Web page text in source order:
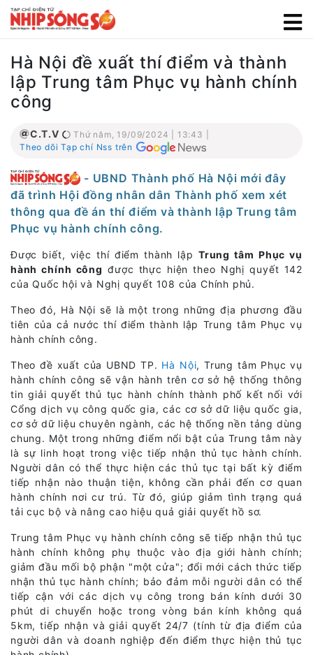
Hà Nội đề xuất thí điểm và thành
lập Trung tâm Phục vụ hành chính
công
C.T.V
Thứ năm, 19/09/2024 | 13:43 |
Theo dõi Tạp chí Nss trên
- UBND Thành phố Hà Nội mới đây
đã trình Hội đồng nhân dân Thành phố xem xét
thông qua đề án thí điểm và thành lập Trung tâm
Phục vụ hành chính công.
Được biết, việc thí điểm thành lậpTrung tâm Phục vụ
hành chính công được thực hiện theo Nghị quyết 142
của Quốc hội và Nghị quyết 108 của Chính phủ.
Theo đó, Hà Nội sẽ là một trong những địa phương đầu
tiên của cả nước thí điểm thành lập Trung tâm Phục vụ
hành chính công.
Theo đề xuất của UBND TP. Hà Nội, Trung tâm Phục vụ
hành chính công sẽ vận hành trên cơ sở hệ thống thông
tin giải quyết thủ tục hành chính thành phố kết nối với
Cổng dịch vụ công quốc gia, các cơ sở dữ liệu quốc gia,
cơ sở dữ liệu chuyên ngành, các hệ thống nền tảng dùng
chung. Một trong những điểm nổi bật của Trung tâm này
là sự linh hoạt trong việc tiếp nhận thủ tục hành chính.
Người dân có thể thực hiện các thủ tục tại bất kỳ điểm
tiếp nhận nào thuận tiện, không cần phải đến cơ quan
hành chính nơi cư trú. Từ đó, giúp giảm tình trạng quá
tải cục bộ và nâng cao hiệu quả giải quyết hồ sơ.
Trung tâm Phục vụ hành chính công sẽ tiếp nhận thủ tục
hành chính không phụ thuộc vào địa giới hành chính;
giảm đầu mối bộ phận "một cửa"; đổi mới cách thức tiếp
nhận thủ tục hành chính; bảo đảm mỗi người dân có thể
tiếp cận với các dịch vụ công trong bán kính dưới 30
phút di chuyển hoặc trong vòng bán kính không quá
5km, tiếp nhận và giải quyết 24/7 (tính từ địa điểm của
người dân và doanh nghiệp đến điểm thực hiện thủ tục